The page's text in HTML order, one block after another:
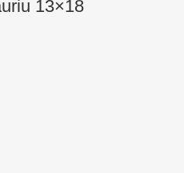
13×18